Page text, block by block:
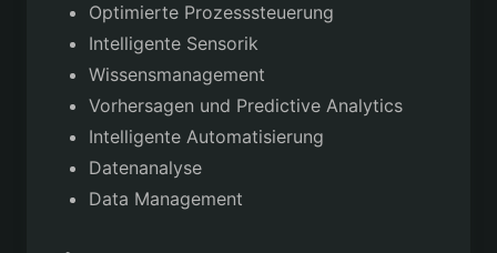
Optimierte Prozesssteuerung
Intelligente Sensorik
Wissensmanagement
Vorhersagen und Predictive Analytics
Intelligente Automatisierung
Datenanalyse
Data Management